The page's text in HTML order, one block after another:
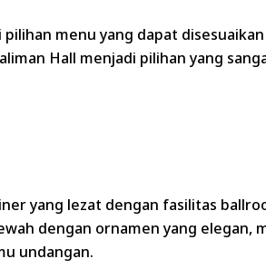
menu yang dapat
Hall menjadi pilihan yang
yang lezat dengan fasilitas
dengan ornamen yang elegan,
undangan.